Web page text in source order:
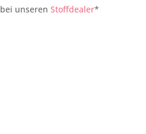
unserenStoffdealer*